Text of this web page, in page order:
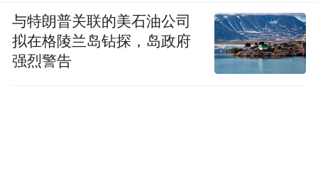
与特朗普关联的美石油公司
拟在格陵兰岛钻探，岛政府
强烈警告